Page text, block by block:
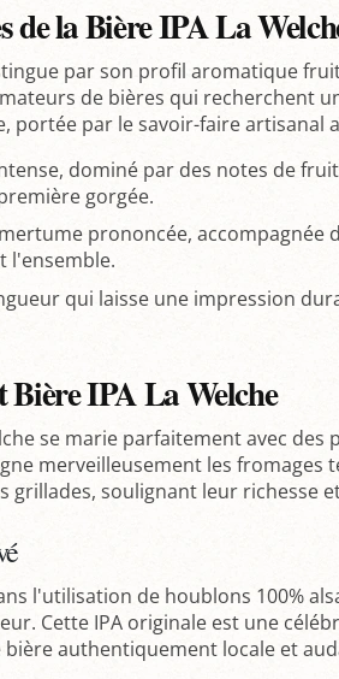
de la Bière IPA La
par son profil aromatique
de bières qui recherchent
portée par le savoir-faire artisanal
dominé par des notes de
gorgée.
prononcée, accompagnée
l'ensemble.
qui laisse une impression
Bière IPA La Welche
se marie parfaitement avec des
merveilleusement les fromages
grillades, soulignant leur richesse
l'utilisation de houblons 100%
Cette IPA originale est une
authentiquement locale et